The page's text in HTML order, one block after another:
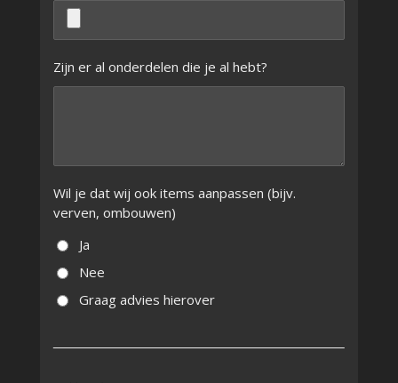
Zijn er al onderdelen die je al hebt?
Wil je dat wij ook items aanpassen (bijv.
verven, ombouwen)
Ja
Nee
Graag advies hierover